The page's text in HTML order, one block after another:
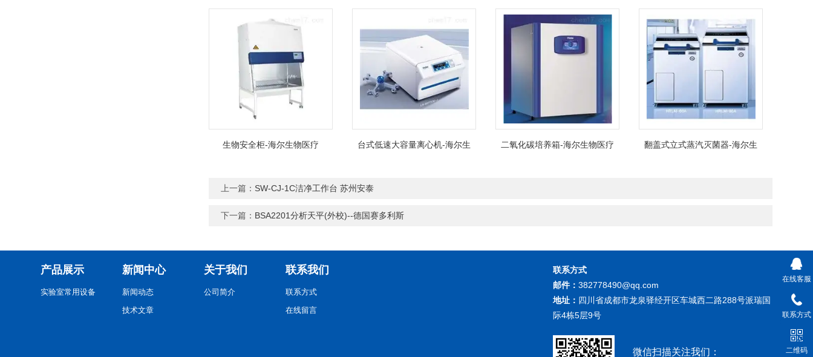
生物安全柜-海尔生物医疗
台式低速大容量离心机-海尔生
二氧化碳培养箱-海尔生物医疗
翻盖式立式蒸汽灭菌器-海尔生
上一篇： SW-CJ-1C洁净工作台 苏州安泰
下一篇： BSA2201分析天平(外校)--德国赛多利斯
产品展示
实验室常用设备
新闻中心
新闻动态
技术文章
关于我们
公司简介
联系我们
联系方式
在线留言
联系方式
邮件： 382778490@qq.com
地址： 四川省成都市龙泉驿经开区车城西二路288号派瑞国
际4栋5层9号
微信扫描关注我们：
在线客服
联系方式
二维码